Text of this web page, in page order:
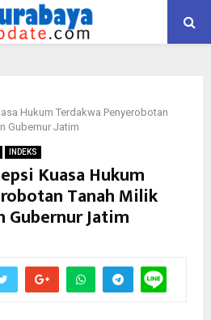
Hukum Terdakwa Penyerobotan
Gubernur Jatim
INDEKS
Kuasa Hukum
Tanah Milik
Gubernur Jatim